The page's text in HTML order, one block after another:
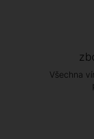
Všechna